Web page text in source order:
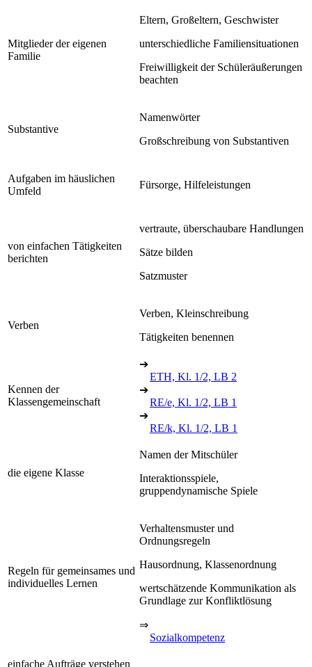
Mitglieder der eigenen
Familie
Eltern, Großeltern, Geschwister
unterschiedliche Familiensituationen
Freiwilligkeit der Schüleräußerungen
beachten
Substantive
Namenwörter
Großschreibung von Substantiven
Aufgaben im häuslichen
Umfeld
Fürsorge, Hilfeleistungen
von einfachen Tätigkeiten
berichten
vertraute, überschaubare Handlungen
Sätze bilden
Satzmuster
Verben
Verben, Kleinschreibung
Tätigkeiten benennen
Kennen der
Klassengemeinschaft
➔
ETH, Kl. 1/2, LB 2
➔
RE/e, Kl. 1/2, LB 1
➔
RE/k, Kl. 1/2, LB 1
die eigene Klasse
Namen der Mitschüler
Interaktionsspiele,
gruppendynamische Spiele
Regeln für gemeinsames und
individuelles Lernen
Verhaltensmuster und
Ordnungsregeln
Hausordnung, Klassenordnung
wertschätzende Kommunikation als
Grundlage zur Konfliktlösung
⇒
Sozialkompetenz
einfache Aufträge verstehen